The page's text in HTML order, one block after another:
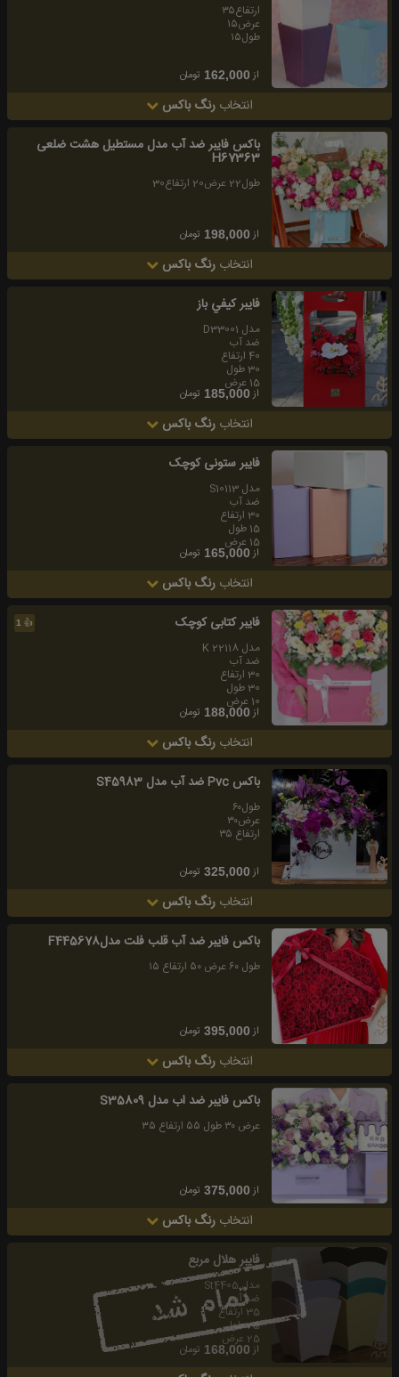
ارتفاع۳۵
عرض۱۵
طول۱۵
از162,000 تومان
انتخاب رنگ باکس
باکس فایبر ضد آب مدل مستطیل هشت ضلعی
H67363
طول22 عرض20 ارتفاع30
از198,000 تومان
انتخاب رنگ باکس
فايبر كيفي باز
مدل D33001
ضد آب
40 ارتفاع
30 طول
15 عرض
از185,000 تومان
انتخاب رنگ باکس
فايبر ستونى کوچک
مدل S10113
ضد آب
30 ارتفاع
15 طول
15 عرض
از165,000 تومان
انتخاب رنگ باکس
👍
1 فايبر كتابى کوچک
مدل K 22118
ضد آب
30 ارتفاع
30 طول
10 عرض
از188,000 تومان
انتخاب رنگ باکس
باکس Pvc ضد آب مدل S45983
طول۶۰
عرض۳۰
ارتفاع ۳۵
از325,000 تومان
انتخاب رنگ باکس
باكس فايبر ضد آب قلب فلت مدلF445678
طول ٦٠ عرض ٥٠ ارتفاع ١٥
از395,000 تومان
انتخاب رنگ باکس
باكس فايبر ضد اب مدل S35809
عرض ٣٠ طول ٥٥ ارتفاع ٣٥
از375,000 تومان
انتخاب رنگ باکس
فايبر هلال مربع
مدل St4405
ضد آب
35 ارتفاع
25 طول
25 عرض
از 168,000 تومان